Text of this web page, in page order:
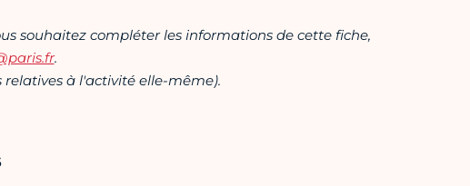
souhaitez compléter les informations de cette fiche,
.
relatives à l'activité elle-même).